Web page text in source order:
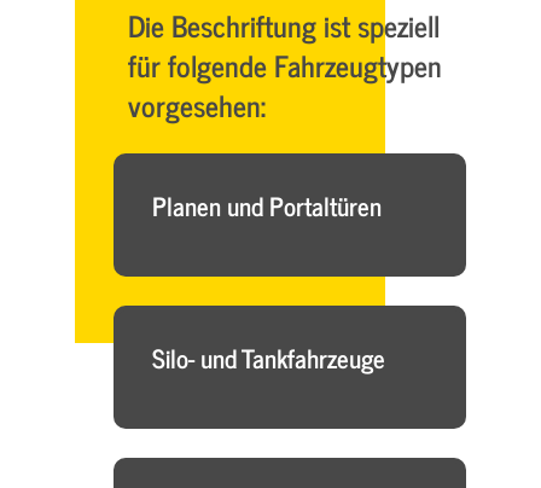
Die Beschriftung ist speziell
für folgende Fahrzeugtypen
vorgesehen:
Planen und Portaltüren
Silo- und Tankfahrzeuge